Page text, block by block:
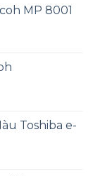
MP 8001
Toshiba e-